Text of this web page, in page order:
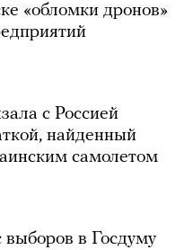
«обломки дронов»
с Россией
найденный
самолетом
выборов в Госдуму